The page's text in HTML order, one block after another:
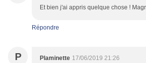
Et bien j'ai appris quelque chose !
Répondre
P Plaminette 17/06/2019 21:26